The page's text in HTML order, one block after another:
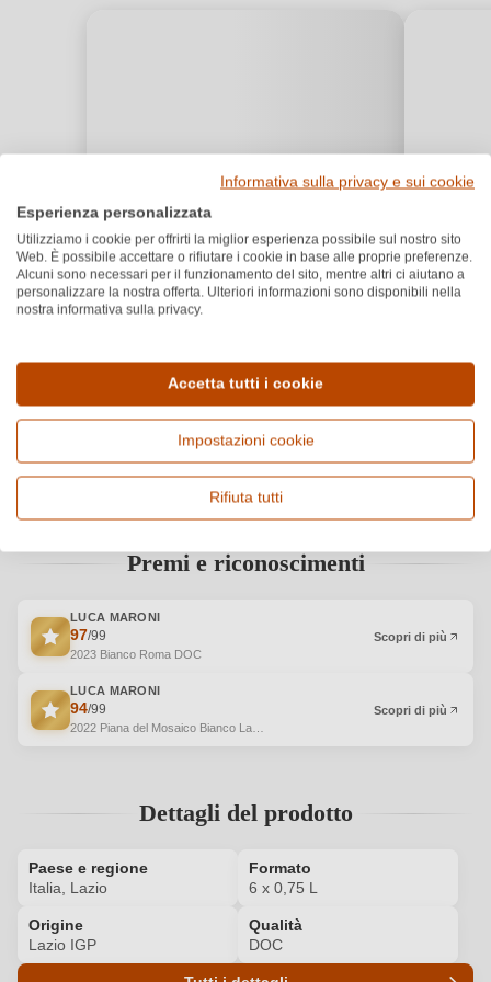
Premi e riconoscimenti
LUCA MARONI
97/99
2023 Bianco Roma DOC
Scopri di più
LUCA MARONI
94/99
2022 Piana del Mosaico Bianco Lazio IGP BIO
Scopri di più
Dettagli del prodotto
Paese e regione
Italia, Lazio
Formato
6 x 0,75 L
Origine
Lazio IGP
Qualità
DOC
Informativa sulla privacy e sui cookie
Esperienza personalizzata
Utilizziamo i cookie per offrirti la miglior esperienza possibile sul nostro sito
Web. È possibile accettare o rifiutare i cookie in base alle proprie preferenze.
Alcuni sono necessari per il funzionamento del sito, mentre altri ci aiutano a
personalizzare la nostra offerta. Ulteriori informazioni sono disponibili nella
nostra informativa sulla privacy.
Accetta tutti i cookie
Impostazioni cookie
Rifiuta tutti